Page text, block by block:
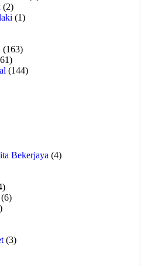
(2)
(1)
(163)
(144)
Bekerjaya (4)
(6)
(3)